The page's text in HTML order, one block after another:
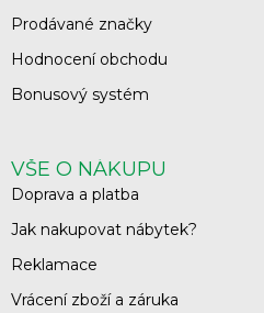
Prodávané značky
Hodnocení obchodu
Bonusový systém
VŠE O NÁKUPU
Doprava a platba
Jak nakupovat nábytek?
Reklamace
Vrácení zboží a záruka